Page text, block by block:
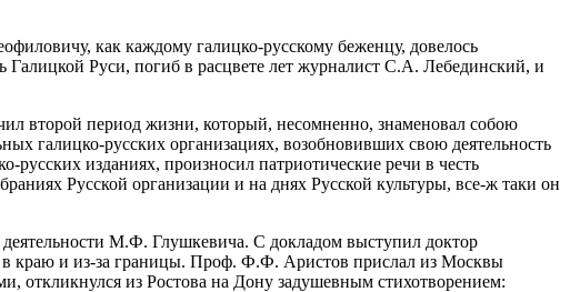
как каждому галицко-русскому беженцу, довелось
Руси, погиб в расцвете лет журналист С.А. Лебединский, и
второй период жизни, который, несомненно, знаменовал собою
галицко-русских организациях, возобновивших свою деятельность
изданиях, произносил патриотические речи в честь
Русской организации и на днях Русской культуры, все-ж таки он
деятельности М.Ф. Глушкевича. С докладом выступил доктор
краю и из-за границы. Проф. Ф.Ф. Аристов прислал из Москвы
откликнулся из Ростова на Дону задушевным стихотворением: